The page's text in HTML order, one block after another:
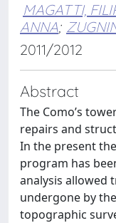
MAGATTI,
ANNA;
2011/2012
Abstract
The Como’s
repairs and
In the present
program has
analysis allowed
undergone by
topographic